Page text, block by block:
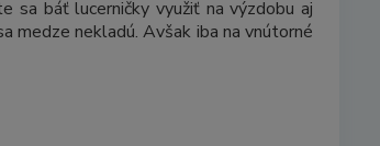
sa báť lucerničky využiť na výzdobu aj
medze nekladú. Avšak iba na vnútorné